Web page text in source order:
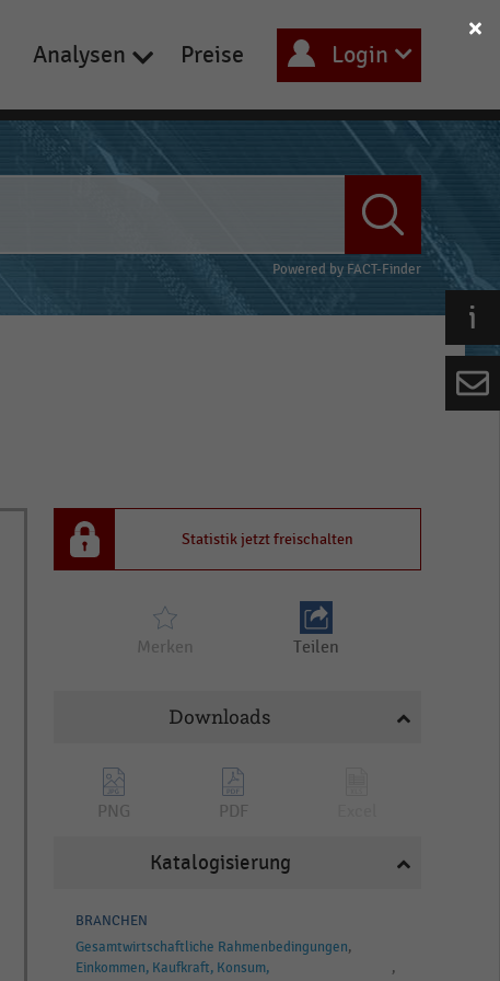
Analysen Preise Login
Powered by FACT-Finder
Statistik jetzt freischalten
Merken Teilen
Downloads
PNG PDF
Katalogisierung
BRANCHEN
Gesamtwirtschaftliche Rahmenbedingungen
Einkommen, Kaufkraft, Konsum,